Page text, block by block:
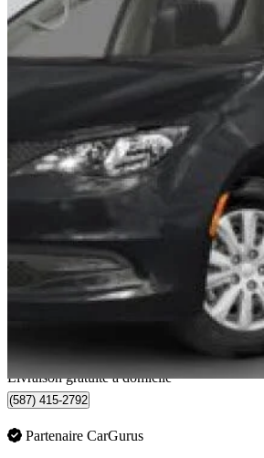
2024 Chrysler Grand Caravan
SXT FWD19 700 km
37 995 $
Livraison à domicile de Sherwood Park, AB
Livraison gratuite à domicile
(587) 415-2792
Partenaire CarGurus